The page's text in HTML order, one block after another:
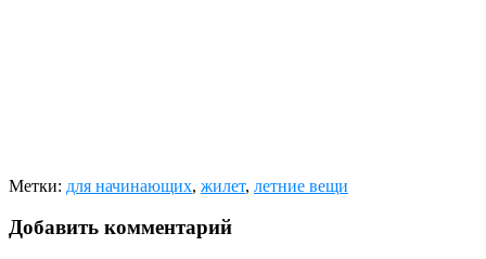
Метки: для начинающих, жилет, летние вещи
Добавить комментарий